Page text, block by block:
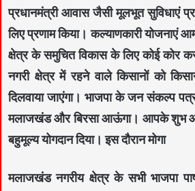
प्रधानमंत्री आवास जैसी मूलभूत सुविधाएं
लिए प्रणाम किया। कल्याणकारी योजनाएं
क्षेत्र के समुचित विकास के लिए कोई कोर
नगरी क्षेत्र में रहने वाले किसानों को
दिलवाया जाएंगा। भाजपा के जन संकल्प
मलाजखंड और बिरसा आऊंगा। आपके शुभ
बहुमूल्य योगदान दिया। इस दौरान मोगा
मलाजखंड नगरीय क्षेत्र के सभी भाजपा